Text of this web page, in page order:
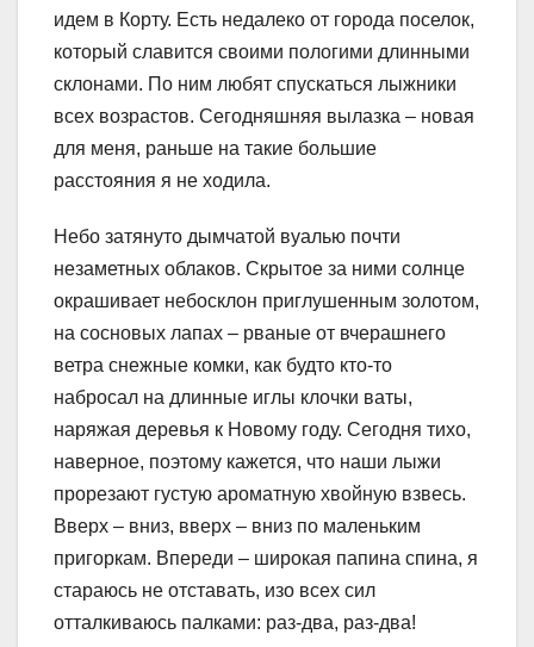
идем в Корту. Есть недалеко от города поселок,
который славится своими пологими длинными
склонами. По ним любят спускаться лыжники
всех возрастов. Сегодняшняя вылазка – новая
для меня, раньше на такие большие
расстояния я не ходила.
Небо затянуто дымчатой вуалью почти
незаметных облаков. Скрытое за ними солнце
окрашивает небосклон приглушенным золотом,
на сосновых лапах – рваные от вчерашнего
ветра снежные комки, как будто кто-то
набросал на длинные иглы клочки ваты,
наряжая деревья к Новому году. Сегодня тихо,
наверное, поэтому кажется, что наши лыжи
прорезают густую ароматную хвойную взвесь.
Вверх – вниз, вверх – вниз по маленьким
пригоркам. Впереди – широкая папина спина, я
стараюсь не отставать, изо всех сил
отталкиваюсь палками: раз-два, раз-два!